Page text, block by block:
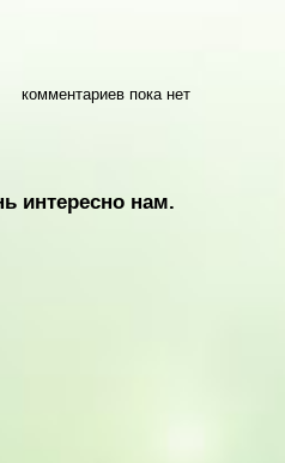
комментариев пока нет
интересно нам.